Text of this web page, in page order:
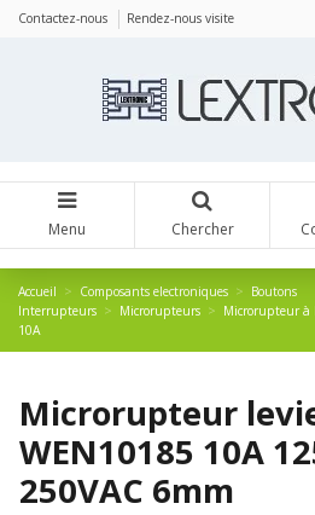
Contactez-nous Rendez-nous visite
Menu Chercher
Accueil Composants electroniques
Boutons
Interrupteurs
Microrupteurs
Microrupteur à
10A
Microrupteur
WEN10185 10A
250VAC 6mm
Panneau de gestion des cookies